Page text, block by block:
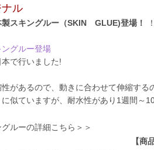
ル
スキングルー（SKIN GLUE)登場！
グルー登場
で行いました!
があるので、動きに合わせて伸縮する
似ていますが、耐水性があり1週間～
ルーの詳細こちら＞＞
【商